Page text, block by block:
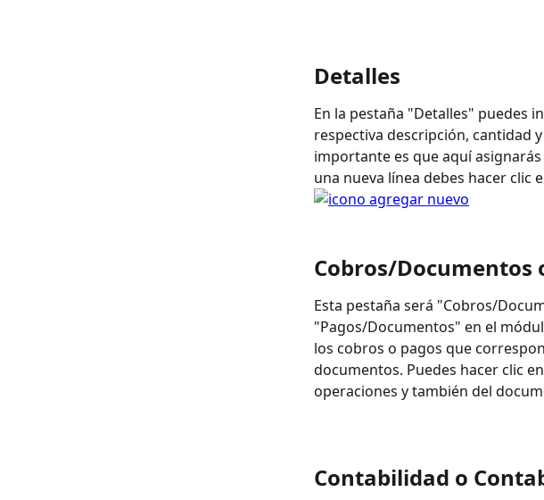
Detalles
En la pestaña "Detalles" puedes
respectiva descripción, cantidad
importante es que aquí
una nueva línea debes hacer clic
Cobros/Documentos
Esta pestaña será "Cobros/
"Pagos/Documentos" en el
los cobros o pagos que
documentos. Puedes hacer clic
operaciones y también del
Contabilidad o